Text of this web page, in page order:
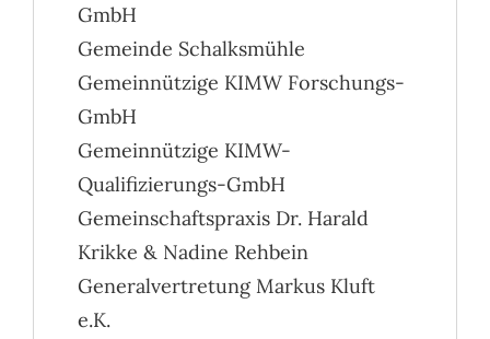
GmbH
Gemeinde Schalksmühle
Gemeinnützige KIMW Forschungs-
GmbH
Gemeinnützige KIMW-
Qualifizierungs-GmbH
Gemeinschaftspraxis Dr. Harald
Krikke & Nadine Rehbein
Generalvertretung Markus Kluft
e.K.